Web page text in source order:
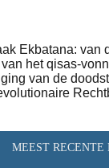
Politieke
Abbas
geëxecuteerd
MEEST RECENTE